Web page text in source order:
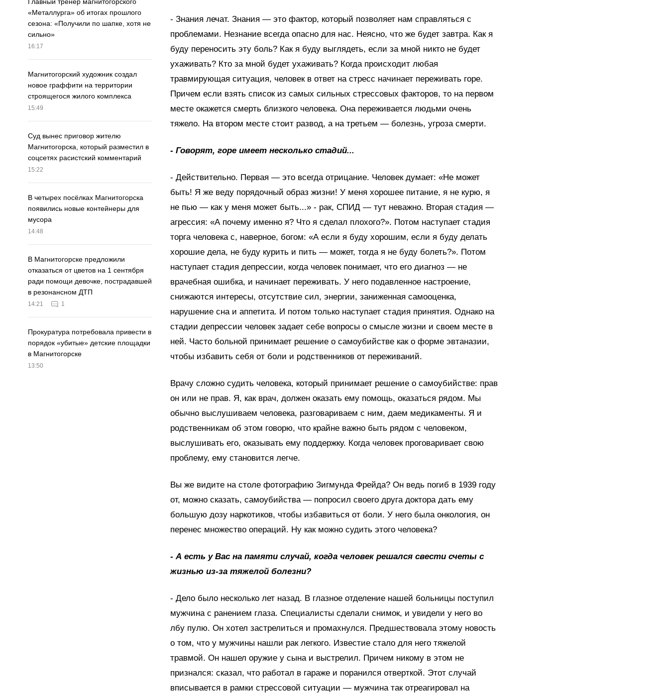
«Металлурга» об итогах прошлого
сезона: «Получили по шапке, хотя не
сильно»
16:17
Магнитогорский художник создал
новое граффити на территории
строящегося жилого комплекса
15:49
Суд вынес приговор жителю
Магнитогорска, который разместил в
соцсетях расистский комментарий
15:22
В четырех посёлках Магнитогорска
появились новые контейнеры для
мусора
14:48
В Магнитогорске предложили
отказаться от цветов на 1 сентября
ради помощи девочке, пострадавшей
в резонансном ДТП
14:21 1
Прокуратура потребовала привести в
порядок «убитые» детские площадки
в Магнитогорске
13:50
- Знания лечат. Знания — это фактор, который позволяет нам справляться с
проблемами. Незнание всегда опасно для нас. Неясно, что же будет завтра. Как я
буду переносить эту боль? Как я буду выглядеть, если за мной никто не будет
ухаживать? Кто за мной будет ухаживать? Когда происходит любая
травмирующая ситуация, человек в ответ на стресс начинает переживать горе.
Причем если взять список из самых сильных стрессовых факторов, то на первом
месте окажется смерть близкого человека. Она переживается людьми очень
тяжело. На втором месте стоит развод, а на третьем — болезнь, угроза смерти.
- Говорят, горе имеет несколько стадий...
- Действительно. Первая — это всегда отрицание. Человек думает: «Не может
быть! Я же веду порядочный образ жизни! У меня хорошее питание, я не курю, я
не пью — как у меня может быть...» - рак, СПИД — тут неважно. Вторая стадия —
агрессия: «А почему именно я? Что я сделал плохого?». Потом наступает стадия
торга человека с, наверное, богом: «А если я буду хорошим, если я буду делать
хорошие дела, не буду курить и пить — может, тогда я не буду болеть?». Потом
наступает стадия депрессии, когда человек понимает, что его диагноз — не
врачебная ошибка, и начинает переживать. У него подавленное настроение,
снижаются интересы, отсутствие сил, энергии, заниженная самооценка,
нарушение сна и аппетита. И потом только наступает стадия принятия. Однако на
стадии депрессии человек задает себе вопросы о смысле жизни и своем месте в
ней. Часто больной принимает решение о самоубийстве как о форме эвтаназии,
чтобы избавить себя от боли и родственников от переживаний.
Врачу сложно судить человека, который принимает решение о самоубийстве: прав
он или не прав. Я, как врач, должен оказать ему помощь, оказаться рядом. Мы
обычно выслушиваем человека, разговариваем с ним, даем медикаменты. Я и
родственникам об этом говорю, что крайне важно быть рядом с человеком,
выслушивать его, оказывать ему поддержку. Когда человек проговаривает свою
проблему, ему становится легче.
Вы же видите на столе фотографию Зигмунда Фрейда? Он ведь погиб в 1939 году
от, можно сказать, самоубийства — попросил своего друга доктора дать ему
большую дозу наркотиков, чтобы избавиться от боли. У него была онкология, он
перенес множество операций. Ну как можно судить этого человека?
- А есть у Вас на памяти случай, когда человек решался свести счеты с
жизнью из-за тяжелой болезни?
- Дело было несколько лет назад. В глазное отделение нашей больницы поступил
мужчина с ранением глаза. Специалисты сделали снимок, и увидели у него во
лбу пулю. Он хотел застрелиться и промахнулся. Предшествовала этому новость
о том, что у мужчины нашли рак легкого. Известие стало для него тяжелой
травмой. Он нашел оружие у сына и выстрелил. Причем никому в этом не
признался: сказал, что работал в гараже и поранился отверткой. Этот случай
вписывается в рамки стрессовой ситуации — мужчина так отреагировал на